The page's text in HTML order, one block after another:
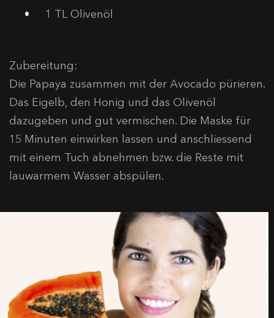
1 TL Olivenöl
Zubereitung:
Die Papaya zusammen mit der Avocado pürieren.
Das Eigelb, den Honig und das Olivenöl
dazugeben und gut vermischen. Die Maske für
15 Minuten einwirken lassen und anschliessend
mit einem Tuch abnehmen bzw. die Reste mit
lauwarmem Wasser abspülen.